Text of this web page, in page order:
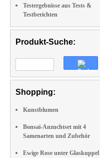
Testergebnisse aus Tests &
Testberichten
Produkt-Suche:
Shopping:
Kunstblumen
Bonsai-Anzuchtset mit 4
Samenarten und Zubehör
Ewige Rose unter Glaskuppel